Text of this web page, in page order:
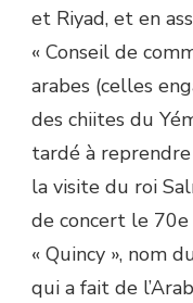
et Riyad, et en
« Conseil de
arabes (celles
des chiites du
tardé à
la visite du roi
de concert le 70e
« Quincy », nom
qui a fait de